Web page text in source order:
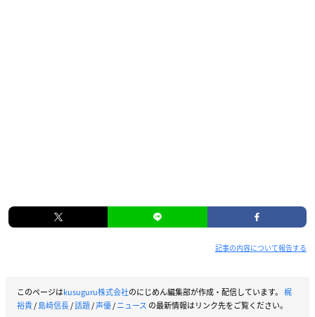
記事の内容について報告する
このページはkusuguru株式会社のにじめん編集部が作成・配信しています。 梶
裕貴/島﨑信長/話題/声優/ニュース の最新情報はリンク先をご覧ください。